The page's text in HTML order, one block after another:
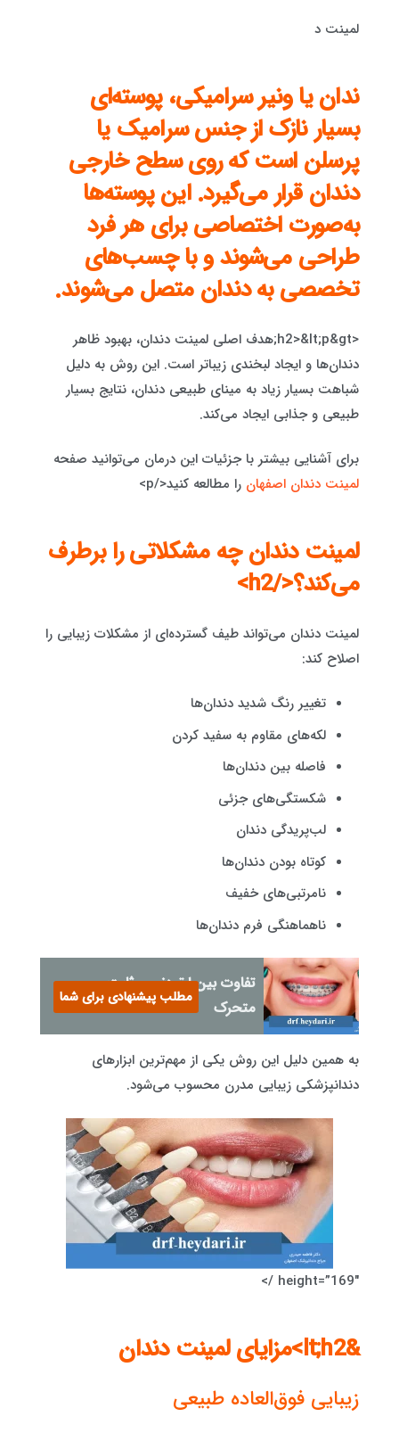
لمینت د
ندان یا ونیر سرامیکی، پوسته‌ای
بسیار نازک از جنس سرامیک یا
پرسلن است که روی سطح خارجی
دندان قرار می‌گیرد. این پوسته‌ها
به‌صورت اختصاصی برای هر فرد
طراحی می‌شوند و با چسب‌های
تخصصی به دندان متصل می‌شوند.
<h2>&lt;p&gt;هدف اصلی لمینت دندان، بهبود ظاهر
دندان‌ها و ایجاد لبخندی زیباتر است. این روش به دلیل
شباهت بسیار زیاد به مینای طبیعی دندان، نتایج بسیار
طبیعی و جذابی ایجاد می‌کند.
برای آشنایی بیشتر با جزئیات این درمان می‌توانید صفحه
لمینت دندان اصفهان را مطالعه کنید</p>
لمینت دندان چه مشکلاتی را برطرف
می‌کند؟</h2>
لمینت دندان می‌تواند طیف گسترده‌ای از مشکلات زیبایی را
اصلاح کند:
تغییر رنگ شدید دندان‌ها
لکه‌های مقاوم به سفید کردن
فاصله بین دندان‌ها
شکستگی‌های جزئی
لب‌پریدگی دندان
کوتاه بودن دندان‌ها
نامرتبی‌های خفیف
ناهماهنگی فرم دندان‌ها
تفاوت بین ارتودنسی ثابت و
متحرک
مطلب پیشنهادی برای شما
به همین دلیل این روش یکی از مهم‌ترین ابزارهای
دندانپزشکی زیبایی مدرن محسوب می‌شود.
height=”169″ />
&lt;h2>مزایای لمینت دندان
زیبایی فوق‌العاده طبیعی